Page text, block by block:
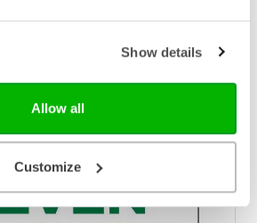
Show details
Allow all
Customize